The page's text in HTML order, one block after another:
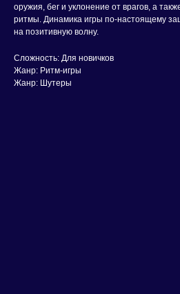
оружия, бег и уклонение от врагов, а
ритмы. Динамика игры по-настоящему
на позитивную волну.
Сложность: Для новичков
Жанр: Ритм-игры
Жанр: Шутеры